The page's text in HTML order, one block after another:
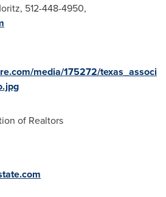
, 512-448-4950,
media/175272/texas_associ
of Realtors